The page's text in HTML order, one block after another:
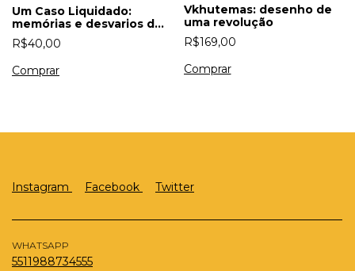
Um Caso Liquidado:
memórias e desvarios de
um poeta inacabado
R$40,00
Vkhutemas: desenho de
uma revolução
R$169,00
Instagram Facebook Twitter
WHATSAPP
5511988734555